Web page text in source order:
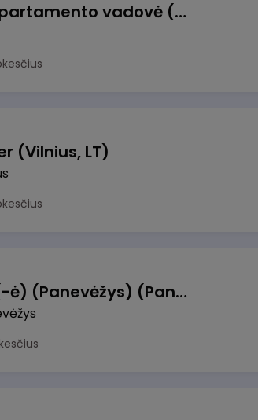
Veiklos atsparumo departamento vadovė (-as)
(Vilnius, LT)
Manevrų operatorius (-ė) (Panevėžys) (Panevėžys, LT)